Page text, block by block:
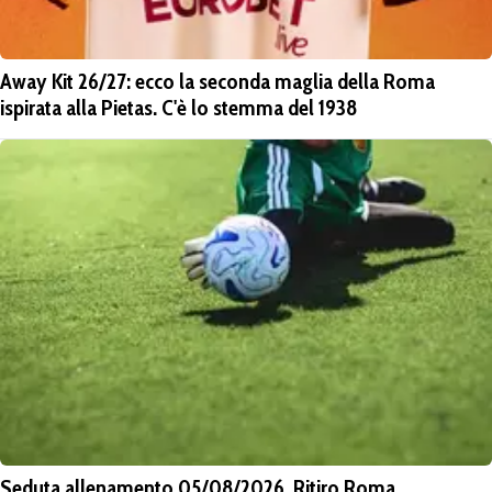
Away Kit 26/27: ecco la seconda maglia della Roma
ispirata alla Pietas. C'è lo stemma del 1938